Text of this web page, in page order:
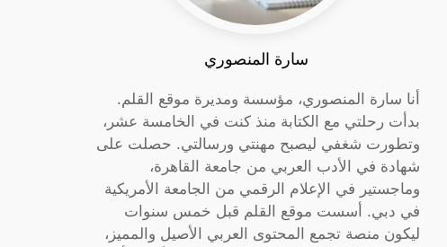
سارة المنصوري
أنا سارة المنصوري، مؤسسة ومديرة موقع القلم.
بدأت رحلتي مع الكتابة منذ كنت في الخامسة عشر،
وتطورت شغفي ليصبح مهنتي ورسالتي. حصلت على
شهادة في الأدب العربي من جامعة القاهرة،
وماجستير في الإعلام الرقمي من الجامعة الأمريكية
في دبي. أسست موقع القلم قبل خمس سنوات
ليكون منصة تجمع المحتوى العربي الأصيل والمميز،